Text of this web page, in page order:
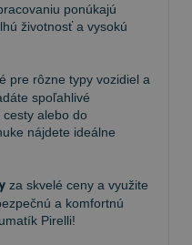
ponúkajú
životnosť a vysokú
pre rôzne typy vozidiel a
spoľahlivé
alebo do
nájdete ideálne
za skvelé ceny a využite
a komfortnú
Pirelli!